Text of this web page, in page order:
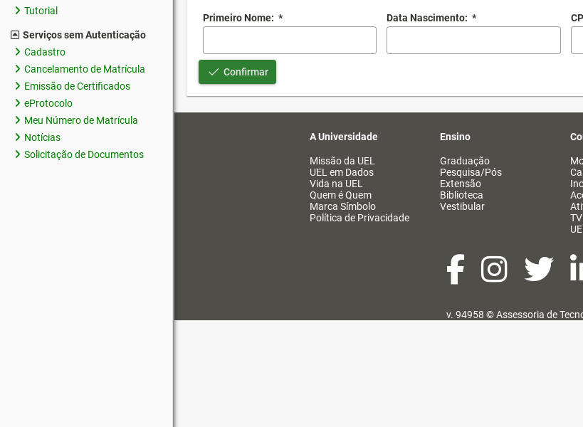
Tutorial
Serviços sem Autenticação
Cadastro
Cancelamento de Matrícula
Emissão de Certificados
eProtocolo
Meu Número de Matrícula
Notícias
Solicitação de Documentos
Primeiro Nome: * Data Nascimento: *
Confirmar
A Universidade
Missão da UEL
UEL em Dados
Vida na UEL
Quem é Quem
Marca Símbolo
Política de Privacidade
Ensino
Graduação
Pesquisa/Pós
Extensão
Biblioteca
Vestibular
v. 94958 ©Assessoria de